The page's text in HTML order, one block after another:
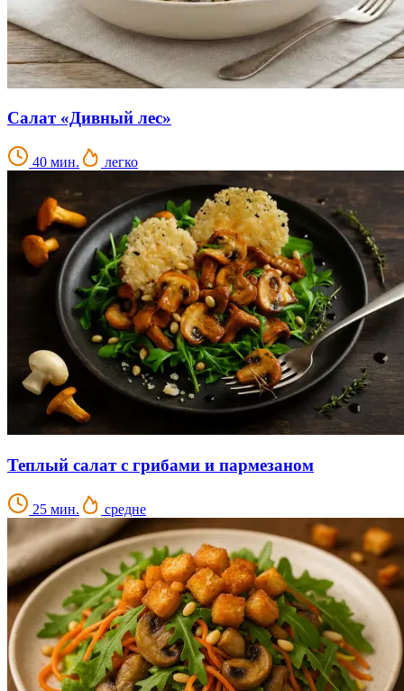
Салат «Дивный лес»
40 мин. легко
Теплый салат с грибами и пармезаном
25 мин. средне